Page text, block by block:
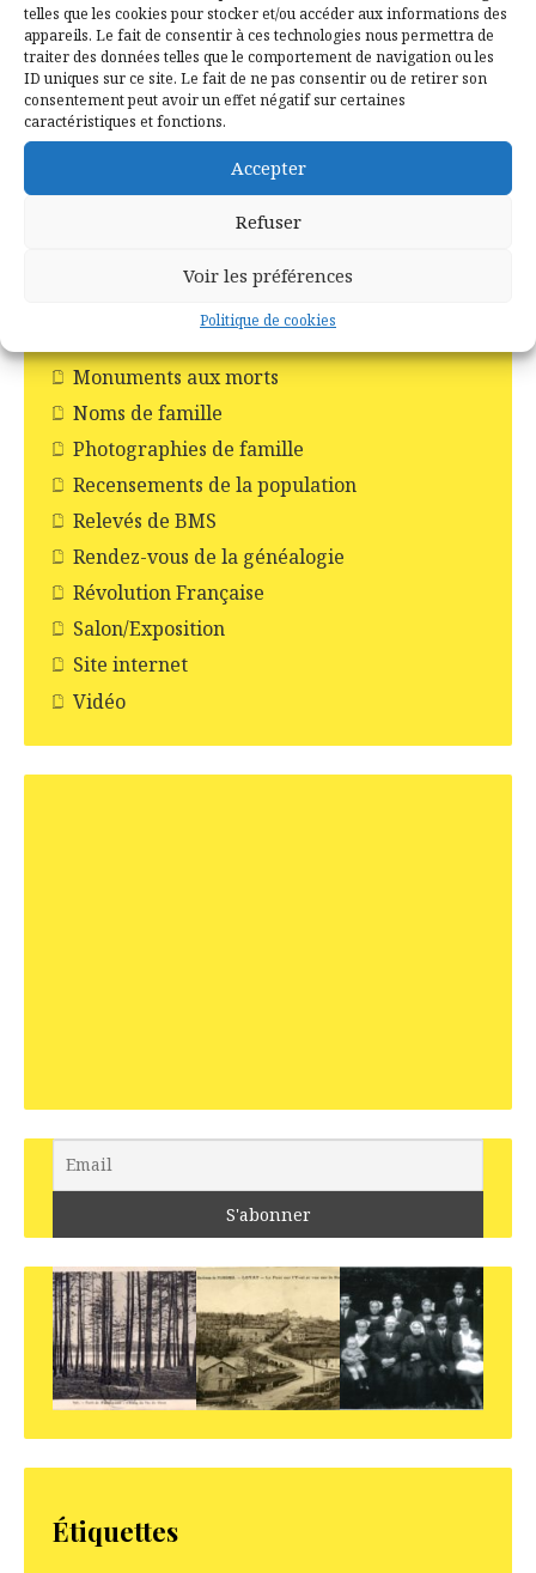
telles que les cookies pour stocker et/ou accéder aux informations des
appareils. Le fait de consentir à ces technologies nous permettra de
traiter des données telles que le comportement de navigation ou les
ID uniques sur ce site. Le fait de ne pas consentir ou de retirer son
consentement peut avoir un effet négatif sur certaines
caractéristiques et fonctions.
Accepter
Refuser
Voir les préférences
Politique de cookies
Histoire et Patrimoines de Campénéac
Incendie en forêt de Brocéliande
Les Chapelles
Les Châteaux
Les croix
Monuments aux morts
Noms de famille
Photographies de famille
Recensements de la population
Relevés de BMS
Rendez-vous de la généalogie
Révolution Française
Salon/Exposition
Site internet
Vidéo
Étiquettes